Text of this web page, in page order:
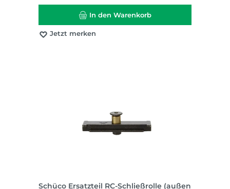
In den Warenkorb
Jetzt merken
Schüco Ersatzteil RC-Schließrolle (außen